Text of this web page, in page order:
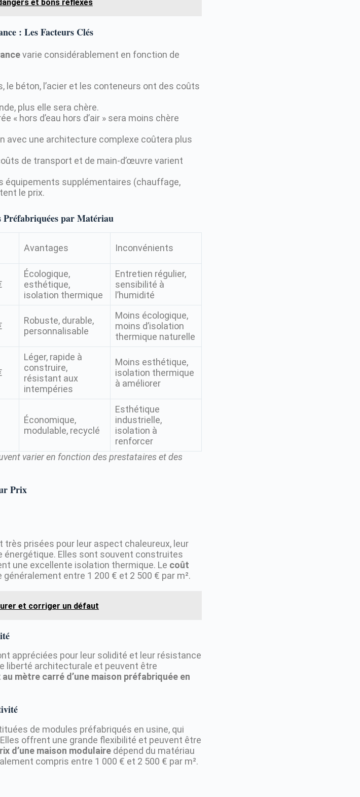
et bons réflexes
: Les Facteurs Clés
varie considérablement en fonction de
le béton, l’acier et les conteneurs ont des coûts
plus elle sera chère.
« hors d’eau hors d’air » sera moins chère
avec une architecture complexe coûtera plus
de transport et de main-d’œuvre varient
équipements supplémentaires (chauffage,
le prix.
Préfabriquées par Matériau
Avantages Inconvénients
Écologique,
esthétique,
isolation thermique
Entretien régulier,
sensibilité à
l’humidité
Robuste, durable,
personnalisable
Moins écologique,
moins d’isolation
thermique naturelle
Léger, rapide à
construire,
résistant aux
intempéries
Moins esthétique,
isolation thermique
à améliorer
Économique,
modulable, recyclé
Esthétique
industrielle,
isolation à
renforcer
varier en fonction des prestataires et des
Prix
très prisées pour leur aspect chaleureux, leur
Elles sont souvent construites
une excellente isolation thermique. Le coût
généralement entre 1 200 € et 2 500 € par m².
et corriger un défaut
appréciées pour leur solidité et leur résistance
liberté architecturale et peuvent être
au mètre carré d’une maison préfabriquée en
de modules préfabriqués en usine, qui
offrent une grande flexibilité et peuvent être
d’une maison modulaire dépend du matériau
compris entre 1 000 € et 2 500 € par m².